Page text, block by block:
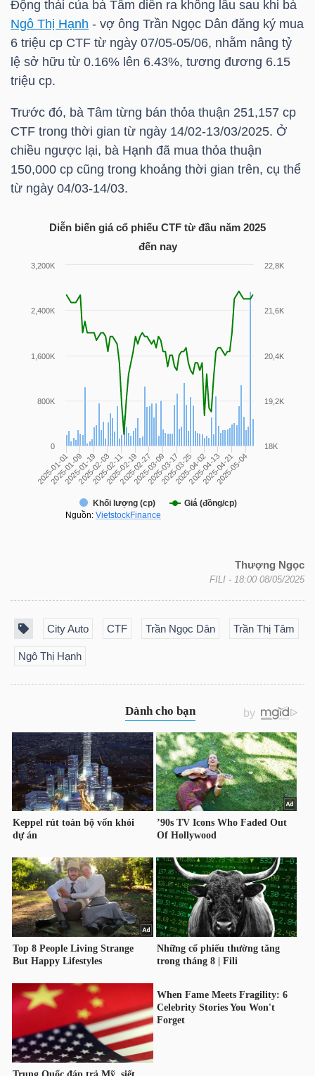
Động thái của bà Tâm diễn ra không lâu sau khi bà
Ngô Thị Hạnh - vợ ông Trần Ngọc Dân đăng ký mua
6 triệu cp CTF từ ngày 07/05-05/06, nhằm nâng tỷ
lệ sở hữu từ 0.16% lên 6.43%, tương đương 6.15
triệu cp.
Trước đó, bà Tâm từng bán thỏa thuận 251,157 cp
CTF trong thời gian từ ngày 14/02-13/03/2025. Ở
chiều ngược lại, bà Hạnh đã mua thỏa thuận
150,000 cp cũng trong khoảng thời gian trên, cụ thể
từ ngày 04/03-14/03.
Diễn biến giá cổ phiếu CTF từ đầu năm 2025
đến nay
Thượng Ngọc
FILI - 18:00 08/05/2025
City Auto CTF Trần Ngọc Dân Trần Thị Tâm
Ngô Thị Hạnh
CHÍNH
HÀNG
GIỚI
DƯƠNG
NHÂN
VĨ
MÔ
NGÀNH
DOANH
NGHIỆP
CỔ
PHIẾU
PHÁI
SINH
TRÁI